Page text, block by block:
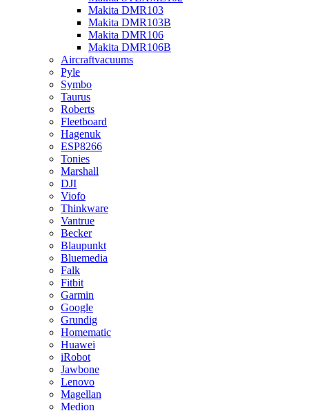
Makita DMR103
Makita DMR103B
Makita DMR106
Makita DMR106B
Aircraftvacuums
Pyle
Symbo
Taurus
Roberts
Fleetboard
Hagenuk
ESP8266
Tonies
Marshall
DJI
Viofo
Thinkware
Vantrue
Becker
Blaupunkt
Bluemedia
Falk
Fitbit
Garmin
Google
Grundig
Homematic
Huawei
iRobot
Jawbone
Lenovo
Magellan
Medion